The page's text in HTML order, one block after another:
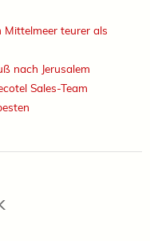
Mittelmeer teurer als
nach Jerusalem
Sales-Team